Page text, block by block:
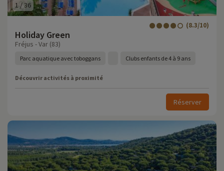
1 /36
Holiday Green
(8.3/10)
Fréjus - Var (83)
Parc aquatique avec toboggans Clubs enfants de 4 à 9 ans
Découvrir activités à proximité
Réserver